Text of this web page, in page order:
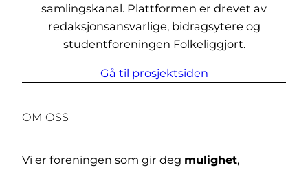
samlingskanal. Plattformen er drevet av
redaksjonsansvarlige, bidragsytere og
studentforeningen Folkeliggjort.
Gå til prosjektsiden
OM OSS
Vi er foreningen som gir deg mulighet,